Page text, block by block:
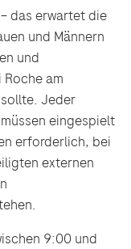
Vigilanz-Training
das erwartet die
und Männern
und
am
Jeder
eingespielt
erforderlich, bei
externen
9:00 und